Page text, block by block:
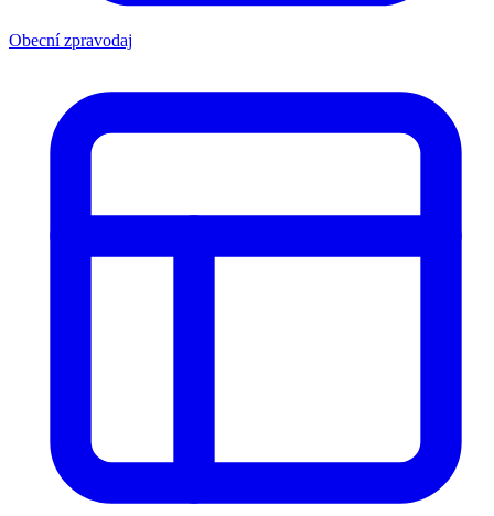
Obecní zpravodaj